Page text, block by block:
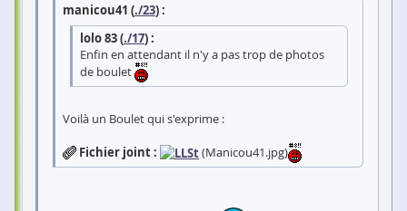
manicou41 (./23) :
lolo 83 (./17) :
Enfin en attendant il n'y a pas trop de photos
de boulet
Voilà un Boulet qui s'exprime :
Fichier joint : (Manicou41.jpg)